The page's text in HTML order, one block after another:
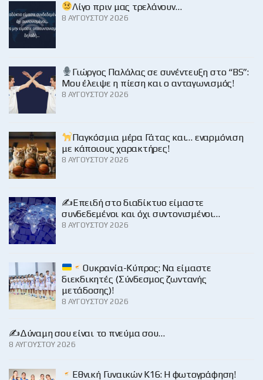
Λίγο πριν μας τρελάνουν…
8 ΑΥΓΟΎΣΤΟΥ 2026
Γιώργος Παλάλας σε συνέντευξη στο “BS”:
Μου έλειψε η πίεση και ο ανταγωνισμός!
8 ΑΥΓΟΎΣΤΟΥ 2026
Παγκόσμια μέρα Γάτας και… εναρμόνιση
με κάποιους χαρακτήρες!
8 ΑΥΓΟΎΣΤΟΥ 2026
✍️Επειδή στο διαδίκτυο είμαστε
συνδεδεμένοι και όχι συντονισμένοι…
8 ΑΥΓΟΎΣΤΟΥ 2026
Ουκρανία-Κύπρος: Να είμαστε
διεκδικητές (Σύνδεσμος ζωντανής
μετάδοσης)!
8 ΑΥΓΟΎΣΤΟΥ 2026
✍️Δύναμη σου είναι το πνεύμα σου…
8 ΑΥΓΟΎΣΤΟΥ 2026
Εθνική Γυναικών Κ16: Η φωτογράφηση!